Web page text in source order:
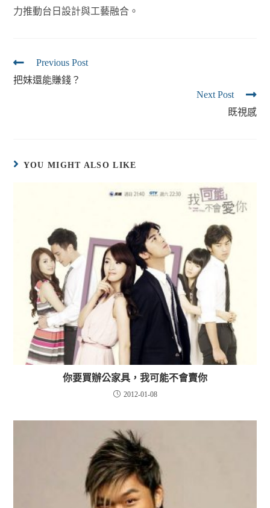
力推動台日設計與工藝融合。
Previous Post
把妹還能賺錢？
Next Post
既視感
YOU MIGHT ALSO LIKE
你要買辦公家具，我可能不會賣你
2012-01-08